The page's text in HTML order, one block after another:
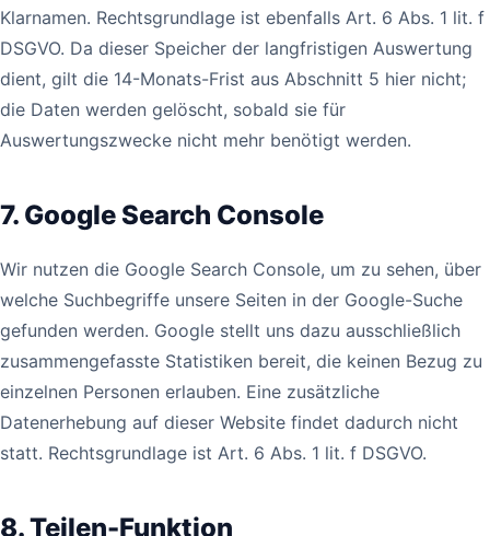
Klarnamen. Rechtsgrundlage ist ebenfalls Art. 6 Abs. 1 lit. f
DSGVO. Da dieser Speicher der langfristigen Auswertung
dient, gilt die 14-Monats-Frist aus Abschnitt 5 hier nicht;
die Daten werden gelöscht, sobald sie für
Auswertungszwecke nicht mehr benötigt werden.
7. Google Search Console
Wir nutzen die Google Search Console, um zu sehen, über
welche Suchbegriffe unsere Seiten in der Google-Suche
gefunden werden. Google stellt uns dazu ausschließlich
zusammengefasste Statistiken bereit, die keinen Bezug zu
einzelnen Personen erlauben. Eine zusätzliche
Datenerhebung auf dieser Website findet dadurch nicht
statt. Rechtsgrundlage ist Art. 6 Abs. 1 lit. f DSGVO.
8. Teilen-Funktion